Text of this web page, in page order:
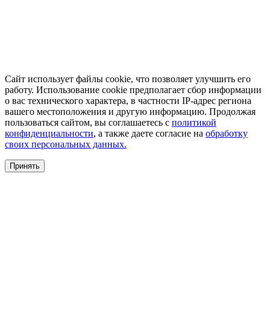
Сайт использует файлы cookie, что позволяет улучшить его
работу. Использование cookie предполагает сбор информации
о вас технического характера, в частности IP-адрес региона
вашего местоположения и другую информацию. Продолжая
пользоваться сайтом, вы соглашаетесь с политикой
конфиденциальности, а также даете согласие на обработку
своих персональных данных.
Принять